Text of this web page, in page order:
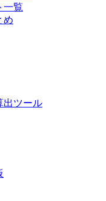
一覧
め
出ツール